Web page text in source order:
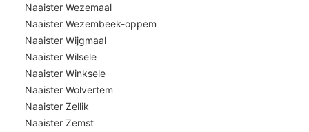
Naaister Wezemaal
Naaister Wezembeek-oppem
Naaister Wijgmaal
Naaister Wilsele
Naaister Winksele
Naaister Wolvertem
Naaister Zellik
Naaister Zemst